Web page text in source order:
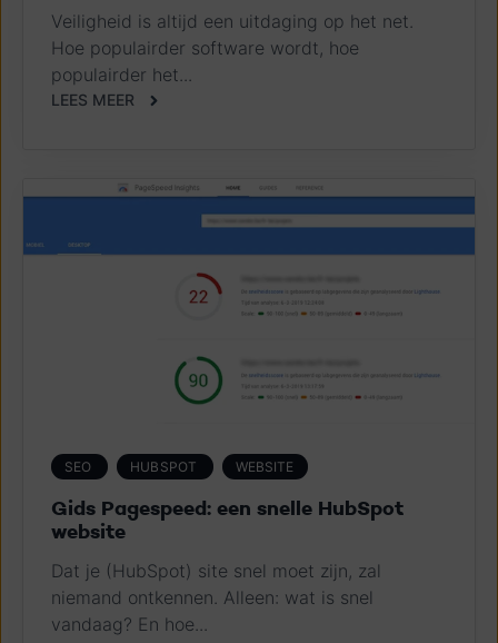
Veiligheid is altijd een uitdaging op het net.
Hoe populairder software wordt, hoe
populairder het...
LEES MEER
SEO HUBSPOT WEBSITE
Gids Pagespeed: een snelle HubSpot
website
Dat je (HubSpot) site snel moet zijn, zal
niemand ontkennen. Alleen: wat is snel
vandaag? En hoe...